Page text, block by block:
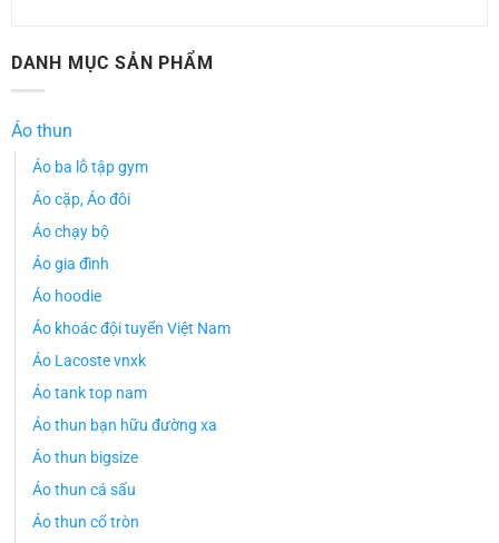
DANH MỤC SẢN PHẨM
Áo thun
Áo ba lỗ tập gym
Áo cặp, Áo đôi
Áo chạy bộ
Áo gia đình
Áo hoodie
Áo khoác đội tuyển Việt Nam
Áo Lacoste vnxk
Áo tank top nam
Áo thun bạn hữu đường xa
Áo thun bigsize
Áo thun cá sấu
Áo thun cổ tròn